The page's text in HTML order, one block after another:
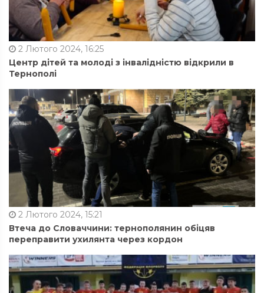
2 Лютого 2024, 16:25
Центр дітей та молоді з інвалідністю відкрили в
Тернополі
2 Лютого 2024, 15:21
Втеча до Словаччини: тернополянин обіцяв
переправити ухилянта через кордон